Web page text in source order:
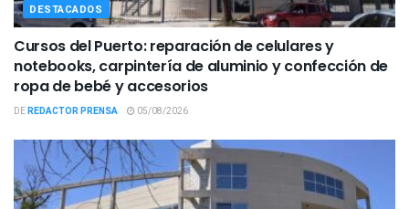
DESTACADOS
Cursos del Puerto: reparación de celulares y
notebooks, carpintería de aluminio y confección de
ropa de bebé y accesorios
DEREDACTOR PRENSA 05/08/2026